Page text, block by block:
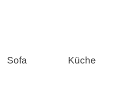
Sofa Küche